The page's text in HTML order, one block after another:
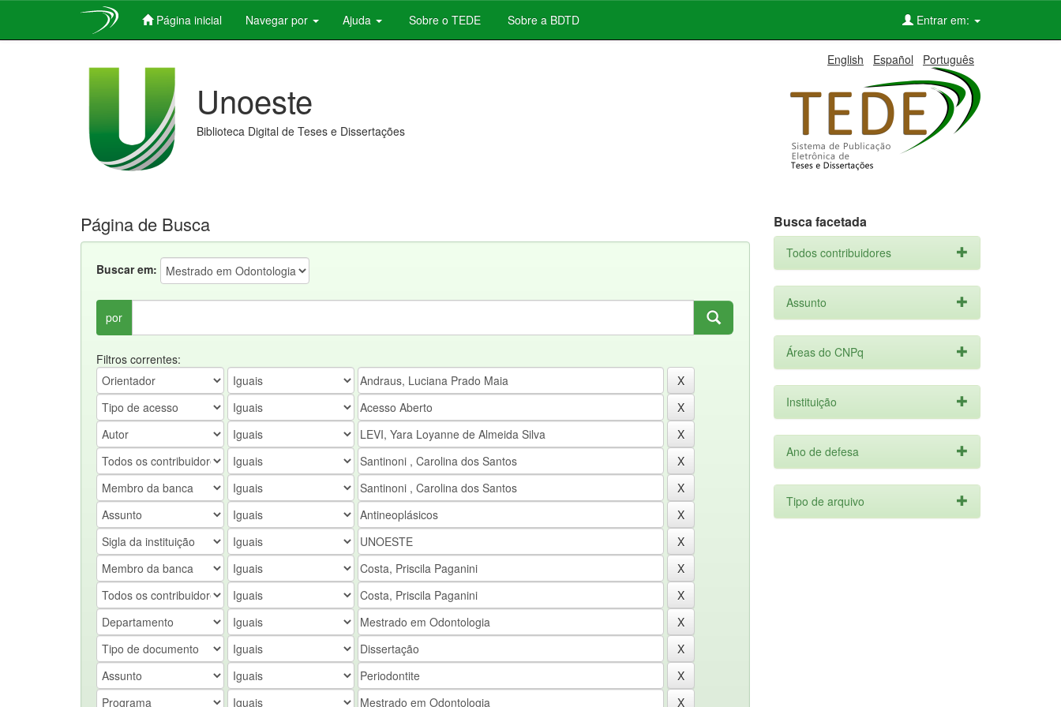
Página inicial Navegar por Ajuda Sobre o TEDE Sobre a BDTD Entrar em:
English Español Português
Unoeste
Biblioteca Digital de Teses e Dissertações
Página de Busca
Buscar em:
por
Filtros correntes:
Busca facetada
Todos contribuidores
Assunto
Áreas do CNPq
Instituição
Ano de defesa
Tipo de arquivo